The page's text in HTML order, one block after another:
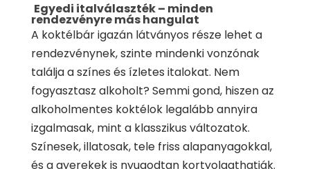
Egyedi italválaszték – minden
rendezvényre más hangulat
A koktélbár igazán látványos része lehet a
rendezvénynek, szinte mindenki vonzónak
találja a színes és ízletes italokat. Nem
fogyasztasz alkoholt? Semmi gond, hiszen az
alkoholmentes koktélok legalább annyira
izgalmasak, mint a klasszikus változatok.
Színesek, illatosak, tele friss alapanyagokkal,
és a gyerekek is nyugodtan kortyolgathatják.